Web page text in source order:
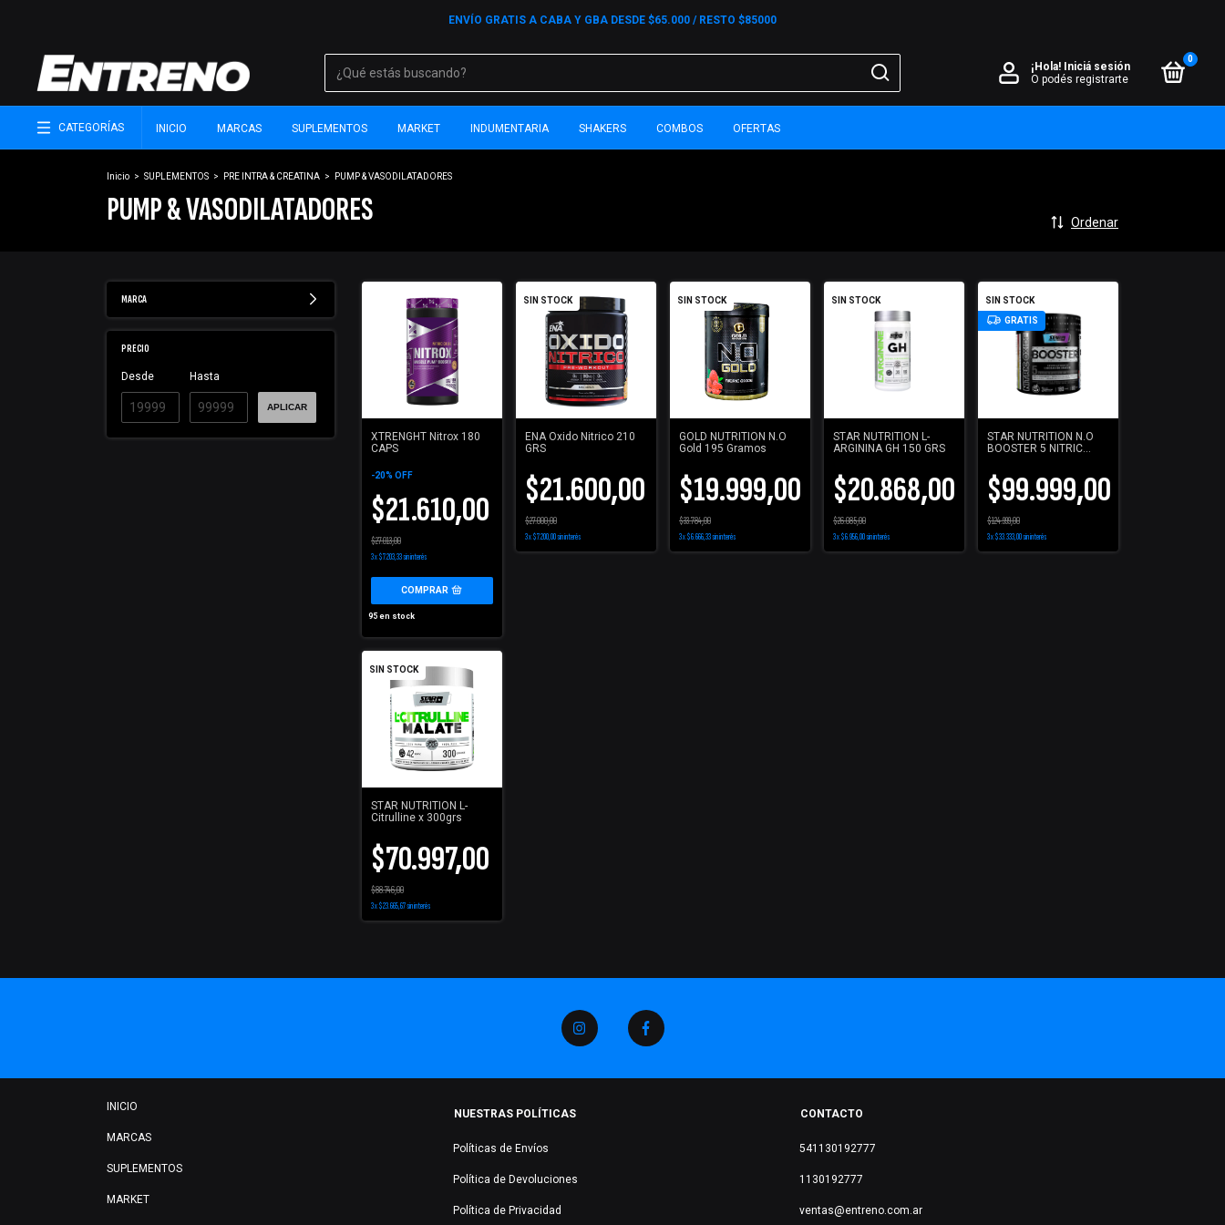
ENVÍO GRATIS A CABA Y GBA DESDE $65.000 / RESTO $85000
¡Hola! Iniciá sesión
O podés registrarte
0
CATEGORÍAS INICIO MARCAS SUPLEMENTOS MARKET INDUMENTARIA SHAKERS COMBOS OFERTAS
Inicio > SUPLEMENTOS > PRE INTRA & CREATINA > PUMP & VASODILATADORES
PUMP & VASODILATADORES Ordenar
MARCA
PRECIO
Desde Hasta
APLICAR
XTRENGHT Nitrox 180
CAPS
-20% OFF
$21.610,00
$27.013,00
3x$7.203,33sin interés
95en stock
SIN STOCK
ENA Oxido Nitrico 210
GRS
$21.600,00
$27.000,00
3x$7.200,00sin interés
SIN STOCK
GOLD NUTRITION N.O
Gold 195 Gramos
$19.999,00
$33.784,00
3x$6.666,33sin interés
SIN STOCK
STAR NUTRITION L-
ARGININA GH 150 GRS
$20.868,00
$26.085,00
3x$6.956,00sin interés
SIN STOCK
GRATIS
STAR NUTRITION N.O
BOOSTER 5 NITRIC
TABS
$99.999,00
$124.999,00
3x$33.333,00sin interés
SIN STOCK
STAR NUTRITION L-
Citrulline x 300grs
$70.997,00
$88.746,00
3x$23.665,67sin interés
INICIO
MARCAS
SUPLEMENTOS
MARKET
NUESTRAS POLÍTICAS
Políticas de Envíos
Política de Devoluciones
Política de Privacidad
CONTACTO
541130192777
1130192777
ventas@entreno.com.ar